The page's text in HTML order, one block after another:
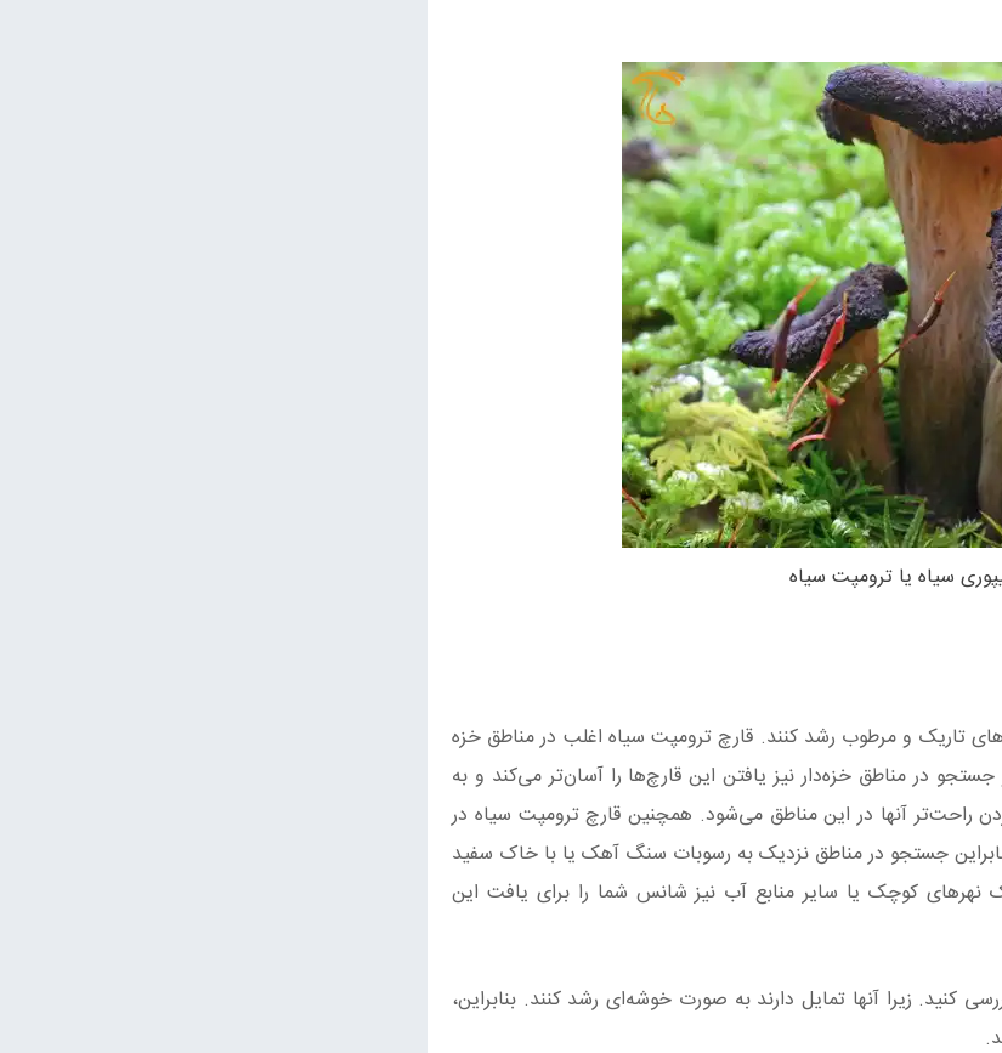
سیاه یا ترومپت سیاه
تاریک و مرطوب رشد کنند. قارچ ترومپت سیاه اغلب در مناطق خزه‌
در مناطق خزه‌دار نیز یافتن این قارچ‌‌ها را آسان‌تر می‌کند و به
راحت‌تر آنها در این مناطق می‌شود. همچنین قارچ ترومپت سیاه در
جستجو در مناطق نزدیک به رسوبات سنگ آهک یا با خاک سفید
نهرهای کوچک یا سایر منابع آب نیز شانس شما را برای یافت این
کنید. زیرا آنها تمایل دارند به صورت خوشه‌ای رشد کنند. بنابراین،